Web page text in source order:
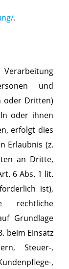
.
und
oder Dritten)
oder ihnen
erfolgt dies
Erlaubnis (z.
an Dritte,
6 Abs. 1 lit.
ist),
rechtliche
Grundlage
beim Einsatz
Steuer-,
,